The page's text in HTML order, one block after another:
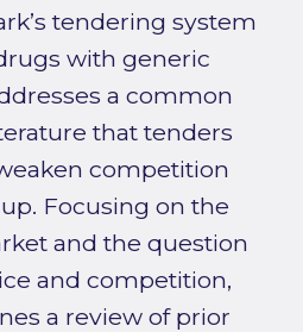
tendering system
with generic
a common
that tenders
competition
Focusing on the
and the question
and competition,
a review of prior